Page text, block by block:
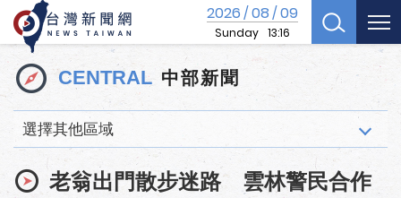
2026/08/09
Sunday 13:16
CENTRAL 中部新聞
選擇其他區域
老翁出門散步迷路 雲林警民合作